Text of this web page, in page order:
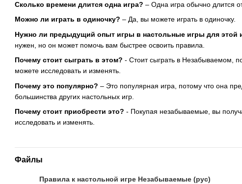
Сколько времени длится одна игра? – Одна игра обычно длится
Можно ли играть в одиночку? – Да, вы можете играть в одиночку.
Нужно ли предыдущий опыт игры в настольные игры для этой
нужен, но он может помочь вам быстрее освоить правила.
Почему стоит сыграть в этом? - Стоит сыграть в Незабываемом,
можете исследовать и изменять.
Почему это популярно? – Это популярная игра, потому что она
большинства других настольных игр.
Почему стоит приобрести это? - Покупая незабываемые, вы
исследовать и изменять.
Файлы
Правила к настольной игре Незабываемые (рус)